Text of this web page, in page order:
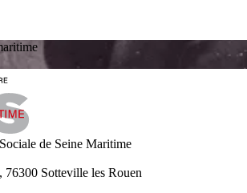
de Seine Maritime
76300 Sotteville les Rouen